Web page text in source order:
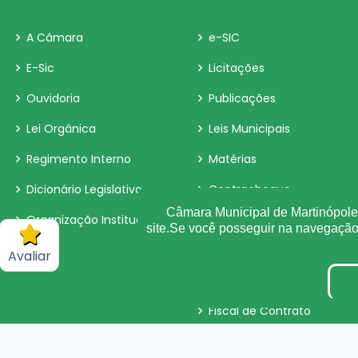
Avaliar
A Câmara
E-Sic
Ouvidoria
Lei Orgânica
Regimento Interno
Dicionário Legislativo
Organização Institucional
e-SIC
Licitações
Publicações
Leis Municipais
Matérias
Contracheque
Radar da Transparência
Fiscal de Contrato
Câmara Municipal de
site.Se você posseguir na